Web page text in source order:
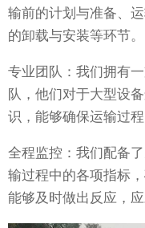
输前的计划与准备、
的卸载与安装等环节
专业团队：我们拥有
队，他们对于大型设
识，能够确保运输过
全程监控：我们配备
输过程中的各项指标
能够及时做出反应，应